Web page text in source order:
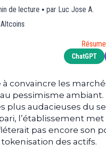
de lecture ▪ par Luc Jose A.
Altcoins
ChatGPT
convaincre les
pessimisme
plus audacieuses du
l’établissement
pas encore son
des actifs.